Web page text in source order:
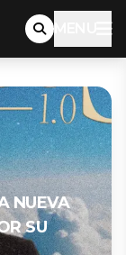
MENU
NUEVA
SU